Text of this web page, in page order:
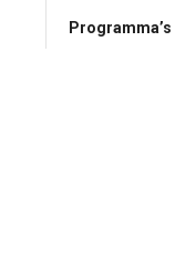
Programma’s